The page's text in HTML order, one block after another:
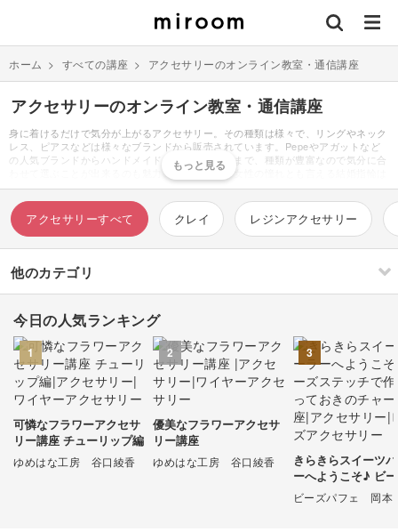
ホーム > すべての講座 > アクセサリーのオンライン教室・通信講座
アクセサリーのオンライン教室・通信講座
身に着けるだけで気分が上がるアクセサリー。その種類は様々で、リングやネック
レス、ピアスなどは様々なブランドから販売されています。Pepeやアガットなど
の人気ブランドからハンドメイドのアクセサリーまで、種類が豊富なので気分に合
わせて選ぶことが出来るのも魅力のひとつです。女性の憧れとも言える結婚指輪は
ハイブランドが選ばれることが多く、高価ではありますが、修理やリメイク・リフ
ォームに対応してもらえるというメリットもあります。ゴールドやシルバー、プラ
チナなどの高価な素材は黒ずみが出来てしまってもクリーニングに出してサビ取り
や洗浄してもらうと、元通りの輝きを取り戻します。不要になった時には買取も可
能です。日常使いのアクセサリーには、100均やハンドメイドのアクセサリーもお
すすめ。特にハンドメイドアクセサリーは価格が安いにも関わらず、本格的でハイ
ブランドと見間違うほどのクオリティの作品もたくさん販売されています。手作り
ならではの、世界に一つのアクセサリーを楽しむことができ、オリジナルの台紙や
ボックス・ポーチなどにこだわり、おしゃれに梱包されているショップも多くあり
アクセサリーすべて クレイ レジンアクセサリー
他のカテゴリ
刺繍
すべて
伝統刺繍
その他刺繍
すべて
棒針編み
かぎ針編み
ソーイング
すべて
イラスト・絵画
すべて
ミニチュア・クレイ
クラフト ドール
アクセサリー
今日の人気ランキング
1
可憐なフラワーアクセサ
リー講座 チューリップ編
ゆめはな工房 谷口綾香
2
優美なフラワーアクセサ
リー講座
ゆめはな工房 谷口綾香
3
きらきらスイーツ
ーへようこそ♪ ビ
テッチで作るとっ
のチャーム講座
ビーズパフェ 岡本